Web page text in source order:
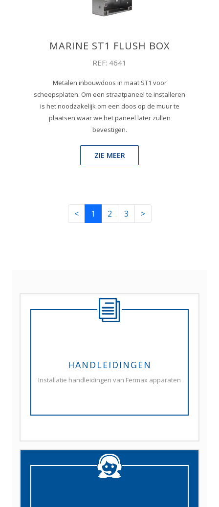
MARINE ST1 FLUSH BOX
REF: 4641
Metalen inbouwdoos in maat ST1 voor
scheepsplaten. Om een straatpaneel te installeren
is het noodzakelijk om een doos op de muur te
plaatsen waar we het paneel later zullen
bevestigen.
ZIE MEER
< 1 2 3 >
HANDLEIDINGEN
Installatie handleidingen van Fermax apparaten